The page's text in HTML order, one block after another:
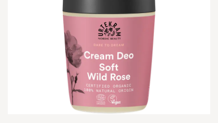
Avaa tuotekuva suurennettuna